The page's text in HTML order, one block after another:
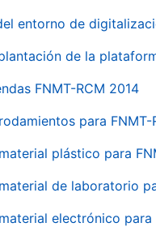
entorno de
de la
FNMT-RCM 2014
para FNMT-
plástico para
de laboratorio
electrónico para